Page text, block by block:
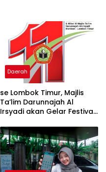
Daerah
se Lombok Timur, Majlis
Ta’lim Darunnajah Al
Irsyadi akan Gelar Festival